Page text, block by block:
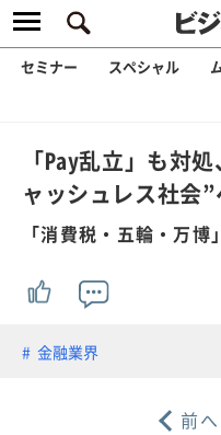
セミナー スペシャル
「Pay乱立」も対
ャッシュレス社会
「消費税・五輪・万博
金融業界
前へ